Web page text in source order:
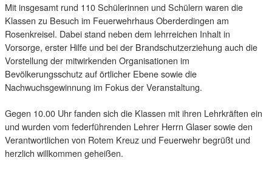
Mit insgesamt rund 110 Schülerinnen und Schülern waren die
Klassen zu Besuch im Feuerwehrhaus Oberderdingen am
Rosenkreisel. Dabei stand neben dem lehrreichen Inhalt in
Vorsorge, erster Hilfe und bei der Brandschutzerziehung auch die
Vorstellung der mitwirkenden Organisationen im
Bevölkerungsschutz auf örtlicher Ebene sowie die
Nachwuchsgewinnung im Fokus der Veranstaltung.
Gegen 10.00 Uhr fanden sich die Klassen mit ihren Lehrkräften ein
und wurden vom federführenden Lehrer Herrn Glaser sowie den
Verantwortlichen von Rotem Kreuz und Feuerwehr begrüßt und
herzlich willkommen geheißen.